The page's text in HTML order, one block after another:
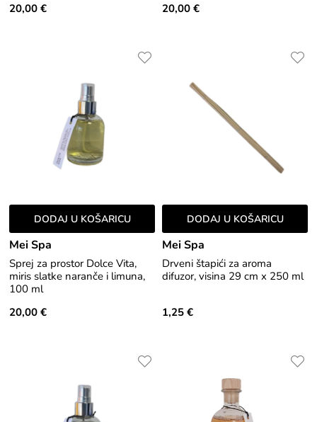
20,00 €
20,00 €
DODAJ U KOŠARICU
Mei Spa
Sprej za prostor Dolce Vita,
miris slatke naranče i limuna,
100 ml
20,00 €
DODAJ U KOŠARICU
Mei Spa
Drveni štapići za aroma
difuzor, visina 29 cm x 250 ml
1,25 €